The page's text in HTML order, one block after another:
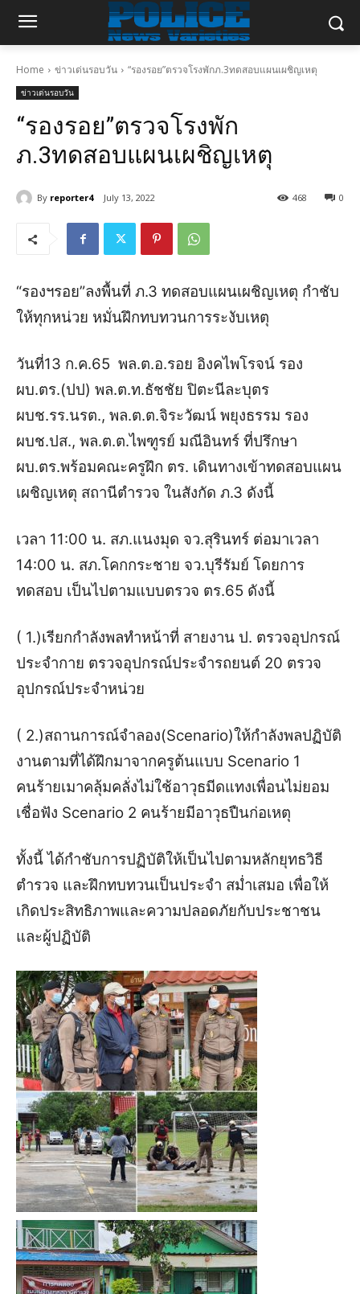
Home ข่าวเด่นรอบวัน “รองรอย”ตรวจโรงพักภ.3ทดสอบแผนเผชิญเหตุ
ข่าวเด่นรอบวัน
“รองรอย”ตรวจโรงพัก
ภ.3ทดสอบแผนเผชิญเหตุ
By reporter4 July 13, 2022 0
468
“รองฯรอย”ลงพื้นที่ ภ.3 ทดสอบแผนเผชิญเหตุ กำชับ
ให้ทุกหน่วย หมั่นฝึกทบทวนการระงับเหตุ
วันที่13 ก.ค.65 พล.ต.อ.รอย อิงคไพโรจน์ รอง
ผบ.ตร.(ปป) พล.ต.ท.ธัชชัย ปิตะนีละบุตร
ผบช.รร.นรต., พล.ต.ต.จิระวัฒน์ พยุงธรรม รอง
ผบช.ปส., พล.ต.ต.ไพฑูรย์ มณีอินทร์ ที่ปรึกษา
ผบ.ตร.พร้อมคณะครูฝึก ตร. เดินทางเข้าทดสอบแผน
เผชิญเหตุ สถานีตำรวจ ในสังกัด ภ.3 ดังนี้
เวลา 11:00 น. สภ.แนงมุด จว.สุรินทร์ ต่อมาเวลา
14:00 น. สภ.โคกกระชาย จว.บุรีรัมย์ โดยการ
ทดสอบ เป็นไปตามแบบตรวจ ตร.65 ดังนี้
( 1.)เรียกกำลังพลทำหน้าที่ สายงาน ป. ตรวจอุปกรณ์
ประจำกาย ตรวจอุปกรณ์ประจำรถยนต์ 20 ตรวจ
อุปกรณ์ประจำหน่วย
( 2.)สถานการณ์จำลอง(Scenario)ให้กำลังพลปฏิบัติ
งานตามที่ได้ฝึกมาจากครูต้นแบบ Scenario 1
คนร้ายเมาคลุ้มคลั่งไม่ใช้อาวุธมีดแทงเพื่อนไม่ยอม
เชื่อฟัง Scenario 2 คนร้ายมีอาวุธปืนก่อเหตุ
ทั้งนี้ ได้กำชับการปฏิบัติให้เป็นไปตามหลักยุทธวิธี
ตำรวจ และฝึกทบทวนเป็นประจำ สม่ำเสมอ เพื่อให้
เกิดประสิทธิภาพและความปลอดภัยกับประชาชน
และผู้ปฏิบัติ